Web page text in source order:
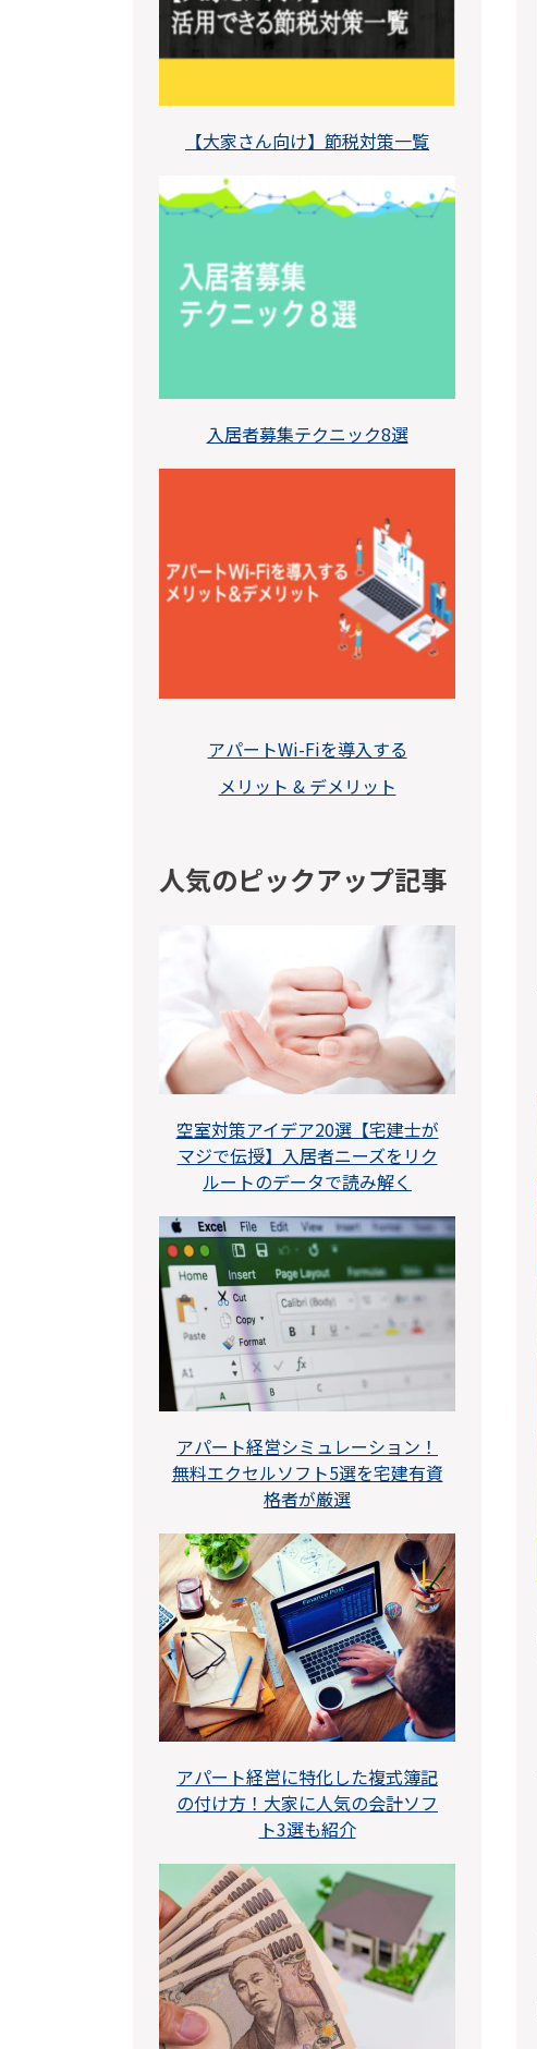
【大家さん向け】節税対策一覧
入居者募集テクニック8選
アパートWi-Fiを導入する
メリット & デメリット
人気のピックアップ記事
空室対策アイデア20選【宅建士が
マジで伝授】入居者ニーズをリク
ルートのデータで読み解く
アパート経営シミュレーション！
無料エクセルソフト5選を宅建有資
格者が厳選
アパート経営に特化した複式簿記
の付け方！大家に人気の会計ソフ
ト3選も紹介